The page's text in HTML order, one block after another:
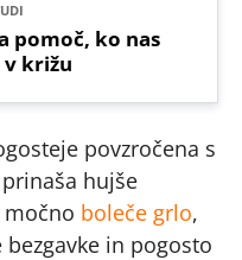
pomoč, ko nas
v križu
povzročena s
hujše
boleče grlo,
in pogosto